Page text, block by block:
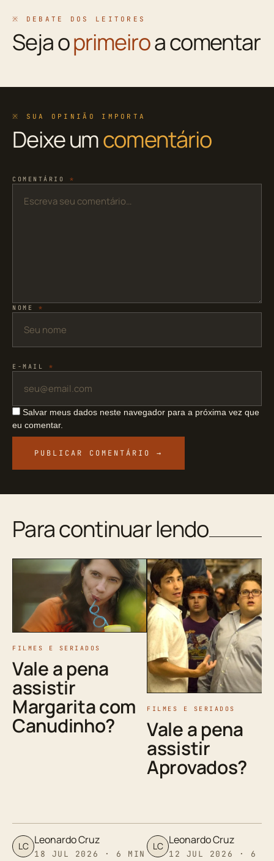
※ DEBATE DOS LEITORES
Seja oprimeiroa comentar
※ SUA OPINIÃO IMPORTA
Deixe umcomentário
COMENTÁRIO *
NOME *
E-MAIL *
Salvar meus dados neste navegador para a próxima vez que
eu comentar.
Para continuar lendo
FILMES E SERIADOS
Vale a pena
assistir
Margarita com
Canudinho?
LC Leonardo Cruz
18 JUL 2026 · 6 MIN
FILMES E SERIADOS
Vale a pena
assistir
Aprovados?
LC Leonardo Cruz
12 JUL 2026 · 6